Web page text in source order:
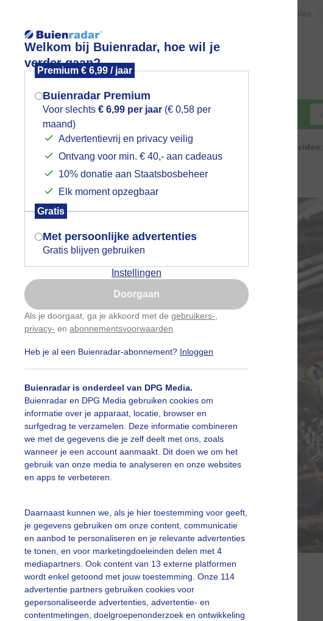
Welkom bij Buienradar, hoe wil je
verder gaan?
Premium € 6,99 / jaar
Buienradar Premium
Voor slechts € 6,99 per jaar (€ 0,58 per
maand)
Advertentievrij en privacy veilig
Ontvang voor min. € 40,- aan cadeaus
10% donatie aan Staatsbosbeheer
Elk moment opzegbaar
Gratis
Met persoonlijke advertenties
Gratis blijven gebruiken
Instellingen
Doorgaan
Als je doorgaat, ga je akkoord met de gebruikers-
privacy- en abonnementsvoorwaarden
Heb je al een Buienradar-abonnement? Inloggen
Buienradar is onderdeel van DPG Media.
Buienradar en DPG Media gebruiken cookies om
informatie over je apparaat, locatie, browser en
surfgedrag te verzamelen. Deze informatie combineren
we met de gegevens die je zelf deelt met ons, zoals
wanneer je een account aanmaakt. Dit doen we om het
gebruik van onze media te analyseren en onze websites
en apps te verbeteren.
Daarnaast kunnen we, als je hier toestemming voor geeft,
je gegevens gebruiken om onze content, communicatie
en aanbod te personaliseren en je relevante advertenties
te tonen, en voor marketingdoeleinden delen met 4
mediapartners. Ook content van 13 externe platformen
wordt enkel getoond met jouw toestemming. Onze 114
advertentie partners gebruiken cookies voor
gepersonaliseerde advertenties, advertentie- en
contentmetingen, doelgroepenonderzoek en ontwikkeling
Files
Foto en video Weerzine
Zoeken in foto & video:
Anne-Marie van Iersel Gemaakt: 01-06-2026, 80x bekeken
Mogen we je locatie gebruiken voor
het weer?
Indien je hier nog geen akkoord op hebt
gegeven, verschijnt er zo een pop-up uit
je browser waarin deze toestemming
gevraagd wordt.
Is goed, toon de popup
Nu niet, misschien later
Gebruik je Safari en wil je niet elke dag deze pop-up
Klikhierom dit aan te passen